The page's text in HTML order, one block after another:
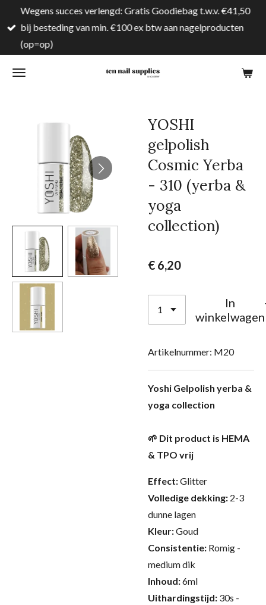
direct
naar
hoofdinhoud
Wegens succes verlengd: Gratis Goodiebag t.w.v. €41,50
bij besteding van min. €100 ex btw aan nagelproducten
(op=op)
YOSHI
gelpolish
Cosmic Yerba
- 310 (yerba &
yoga
collection)
€ 6,20
In
winkelwagen
Artikelnummer: M20
Yoshi Gelpolish yerba &
yoga collection
🌱 Dit product is HEMA
& TPO vrij
Effect:Glitter
Volledige dekking: 2-3
dunne lagen
Kleur:Goud
Consistentie: Romig -
medium dik
Inhoud:6ml
Uithardingstijd: 30s -